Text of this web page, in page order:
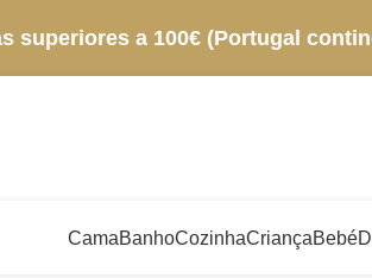
superiores a 100€ (Portugal
CamaBanhoCozinhaCriançaBebé